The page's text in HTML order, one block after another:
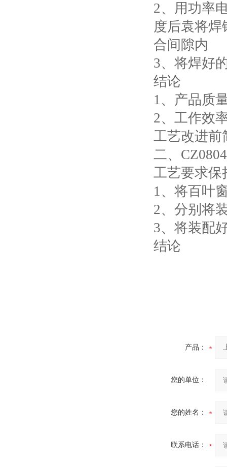
2、用功率
度后袁将
合间隙内
3、将焊好
结论
1、产品质
2、工作效
工艺改进前
二、
工艺要求保
1、将百叶
2、分别将
3、将装配
结论
产品：
您的单位：
您的姓名：
联系电话：